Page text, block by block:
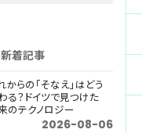
新着記事
からの「そなえ」はどう
る？ドイツで見つけた
のテクノロジー
2026-08-06